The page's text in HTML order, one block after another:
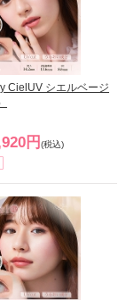
CielUV シエルベージ
円 (税込)